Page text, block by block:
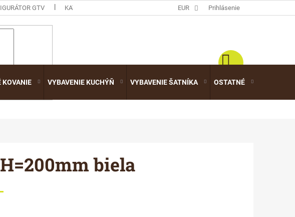
GTV KATALÓGY EUR Prihlásenie
KOVANIE VYBAVENIE KUCHÝŇ VYBAVENIE ŠATNÍKA OSTATNÉ
biela